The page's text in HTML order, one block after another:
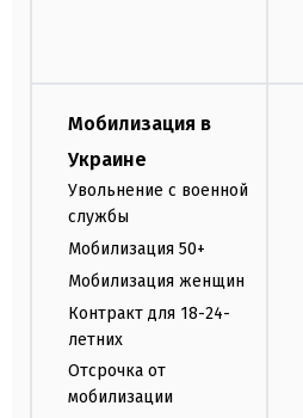
Мобилизация в
Украине
Увольнение с военной
службы
Мобилизация 50+
Мобилизация женщин
Контракт для 18-24-
летних
Отсрочка от
мобилизации